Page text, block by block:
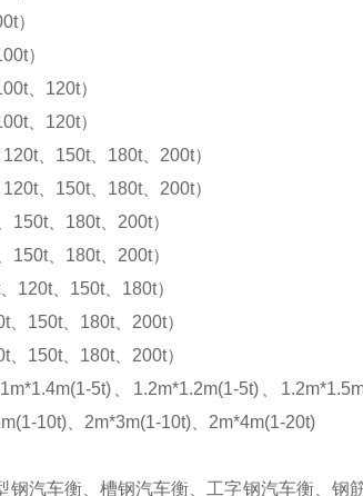
）
）
、120t）
、120t）
、150t、180t、200t）
、150t、180t、200t）
150t、180t、200t）
150t、180t、200t）
120t、150t、180t）
150t、180t、200t）
150t、180t、200t）
5t)、1.2m*1.2m(1-5t)、
10t)、2m*3m(1-10t)、2m*4m(1-20t)
钢汽车衡、槽钢汽车衡、工字钢汽车衡、钢